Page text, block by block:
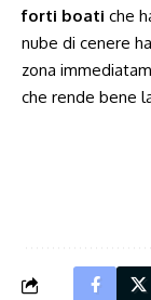
forti boati che
nube di cenere
zona
che rende bene